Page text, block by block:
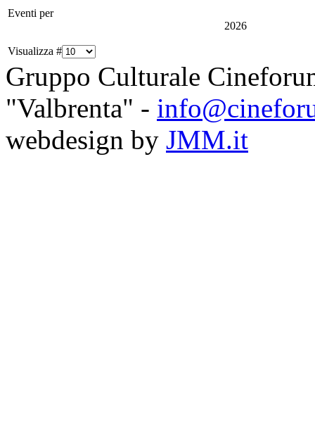
Eventi per
2026
Visualizza #
Gruppo Culturale
"Valbrenta" -
webdesign by JMM.it